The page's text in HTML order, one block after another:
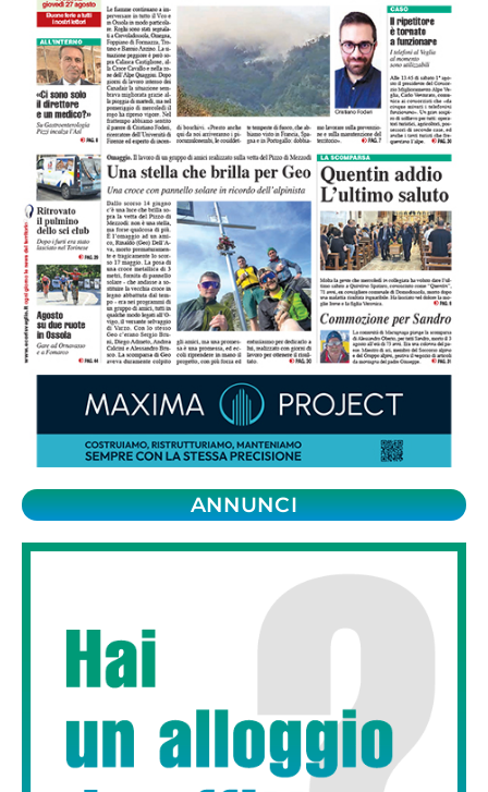
ANNUNCI